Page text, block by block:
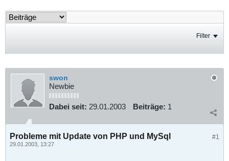
Filter
swon
Newbie
Dabei seit: 29.01.2003 Beiträge: 1
#1
Probleme mit Update von PHP und MySql
29.01.2003, 13:27